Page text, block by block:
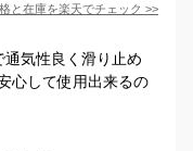
と在庫を楽天でチェック >>
気性良く滑り止め
心して使用出来るの